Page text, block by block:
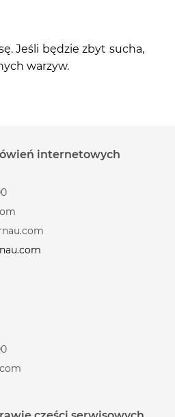
Jeśli będzie zbyt sucha,
warzyw.
internetowych